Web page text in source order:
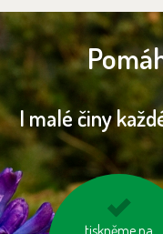
I malé činy
tiskněme na
šetřeme energií